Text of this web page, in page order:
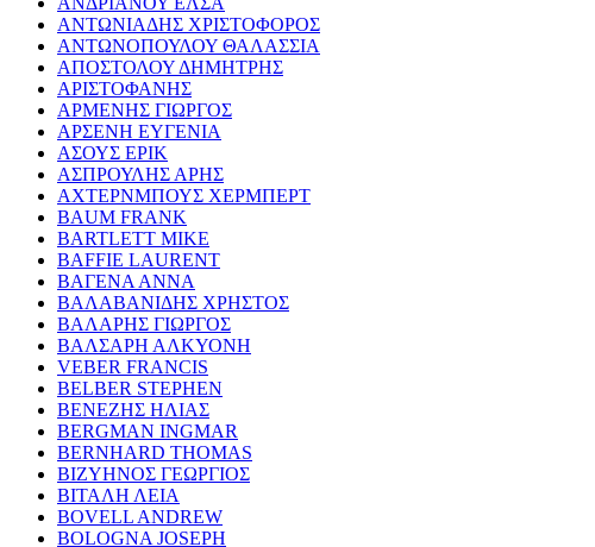
ΑΝΤΩΝΙΑΔΗΣ ΧΡΙΣΤΟΦΟΡΟΣ
ΑΝΤΩΝΟΠΟΥΛΟΥ ΘΑΛΑΣΣΙΑ
ΑΠΟΣΤΟΛΟΥ ΔΗΜΗΤΡΗΣ
ΑΡΙΣΤΟΦΑΝΗΣ
ΑΡΜΕΝΗΣ ΓΙΩΡΓΟΣ
ΑΡΣΕΝΗ ΕΥΓΕΝΙΑ
ΑΣΟΥΣ ΕΡΙΚ
ΑΣΠΡΟΥΛΗΣ ΑΡΗΣ
ΑΧΤΕΡΝΜΠΟΥΣ ΧΕΡΜΠΕΡΤ
BAUM FRANK
BARTLETT MIKE
BAFFIE LAURENT
ΒΑΓΕΝΑ ΑΝΝΑ
ΒΑΛΑΒΑΝΙΔΗΣ ΧΡΗΣΤΟΣ
ΒΑΛΑΡΗΣ ΓΙΩΡΓΟΣ
ΒΑΛΣΑΡΗ ΑΛΚΥΟΝΗ
VEBER FRANCIS
BELBER STEPHEN
ΒΕΝΕΖΗΣ ΗΛΙΑΣ
BERGMAN INGMAR
BERNHARD THOMAS
ΒΙΖΥΗΝΟΣ ΓΕΩΡΓΙΟΣ
ΒΙΤΑΛΗ ΛΕΙΑ
BOVELL ANDREW
BOLOGNA JOSEPH